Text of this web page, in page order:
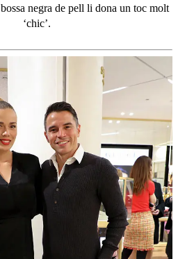
bossa negra de pell li dona un toc molt
‘chic’.